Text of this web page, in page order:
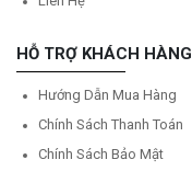
HỖ TRỢ KHÁCH HÀNG
Hướng Dẫn Mua Hàng
Chính Sách Thanh Toán
Chính Sách Bảo Mật